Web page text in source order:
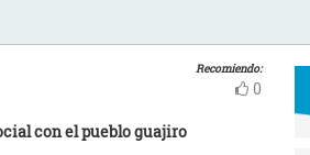
Recomiendo:
0
con el pueblo guajiro